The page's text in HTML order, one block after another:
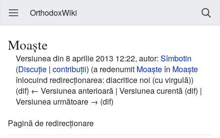
OrthodoxWiki
Moaşte
Versiunea din 8 aprilie 2013 12:22, autor: Sîmbotin
(Discuție | contribuții) (a redenumit Moaşteîn Moaște
înlocuind redirecționarea: diacritice noi (cu virgulă))
(dif) ← Versiunea anterioară | Versiunea curentă (dif) |
Versiunea următoare → (dif)
Pagină de redirecționare